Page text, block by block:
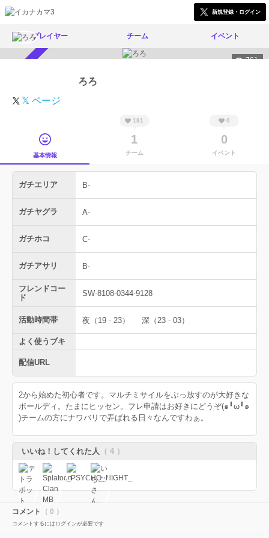
新規登録・ログイン
プレイヤー チーム イベント
761
ろろ
𝕏 ページ
基本情報
181
1
チーム
0
0
イベント
ガチエリア B-
ガチヤグラ A-
ガチホコ C-
ガチアサリ B-
フレンドコー
ド
SW-8108-0344-9128
活動時間帯 夜（19 - 23） 深（23 - 03）
よく使うブキ
配信URL
2から始めた初心者です。マルチミサイルをぶっ放すのが大好きな
ボールディ。たまにヒッセン。フレ申請はお好きにどうぞ(๑╹ω╹๑
)チームの方にナワバリで弄ばれる日々なんですわぁ。
いいね！してくれた人 （ 4 ）
コメント （ 0 ）
コメントするにはログインが必要です